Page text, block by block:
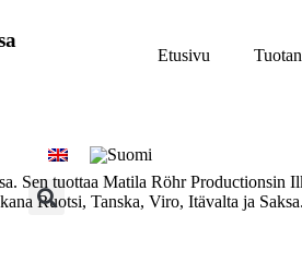
Etusivu
Sen tuottaa Matila Röhr
Ruotsi, Tanska, Viro, Itävalta ja